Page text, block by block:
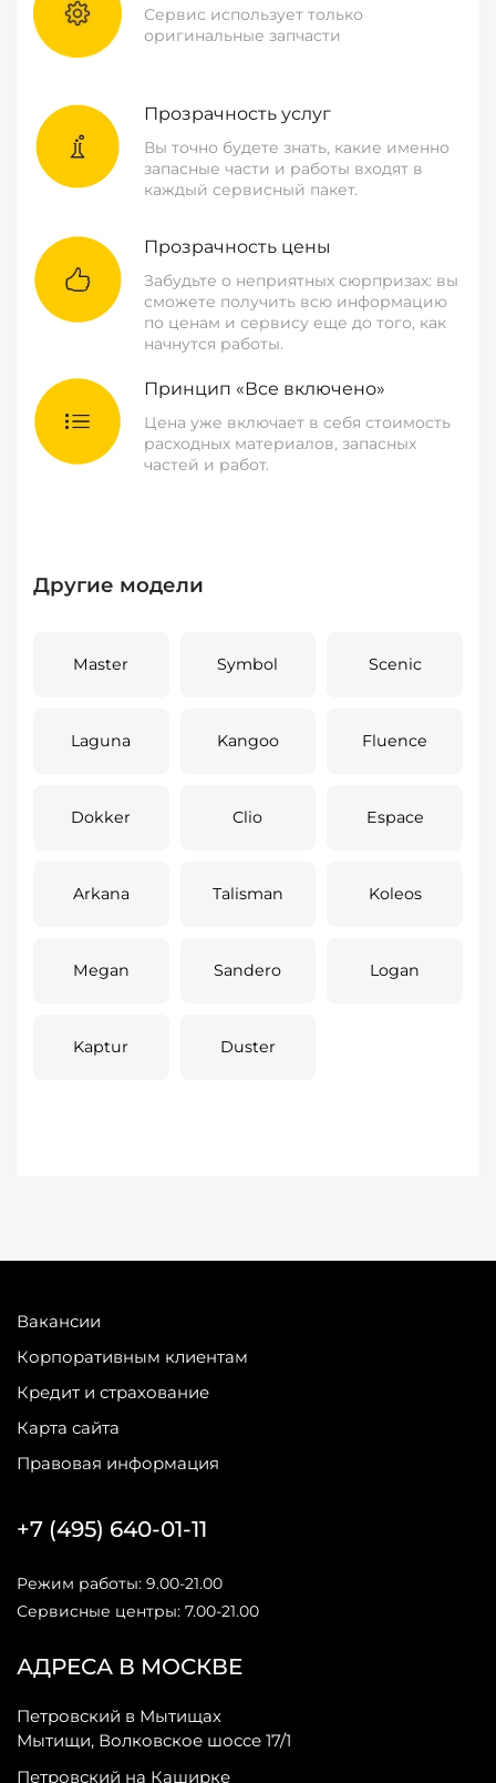
Сервис использует только
оригинальные запчасти
Прозрачность услуг
Вы точно будете знать, какие именно
запасные части и работы входят в
каждый сервисный пакет.
Прозрачность цены
Забудьте о неприятных сюрпризах: вы
сможете получить всю информацию
по ценам и сервису еще до того, как
начнутся работы.
Принцип «Все включено»
Цена уже включает в себя стоимость
расходных материалов, запасных
частей и работ.
Другие модели
Master Symbol Scenic
Laguna Kangoo Fluence
Dokker Clio Espace
Arkana Talisman Koleos
Megan Sandero Logan
Kaptur Duster
Вакансии
Корпоративным клиентам
Кредит и страхование
Карта сайта
Правовая информация
АДРЕСА В МОСКВЕ
Петровский в Мытищах
Мытищи, Волковское шоссе 17/1
Петровский на Каширке
+7 (495) 640-01-11
Режим работы: 9.00-21.00
Сервисные центры: 7.00-21.00